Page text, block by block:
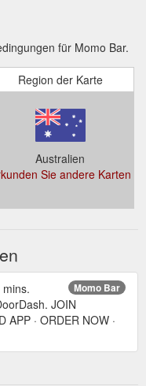
für Momo Bar.
Region der Karte
Australien
Sie andere Karten
Momo Bar
mins.
JOIN
APP · ORDER NOW ·